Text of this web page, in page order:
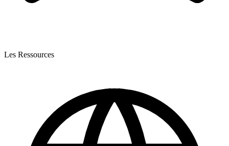
Les Ressources